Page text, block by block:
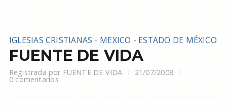
IGLESIAS CRISTIANAS - MEXICO - ESTADO DE MÉXICO
FUENTE DE VIDA
Registrada por FUENTE DE VIDA 21/07/2008
0 comentarios